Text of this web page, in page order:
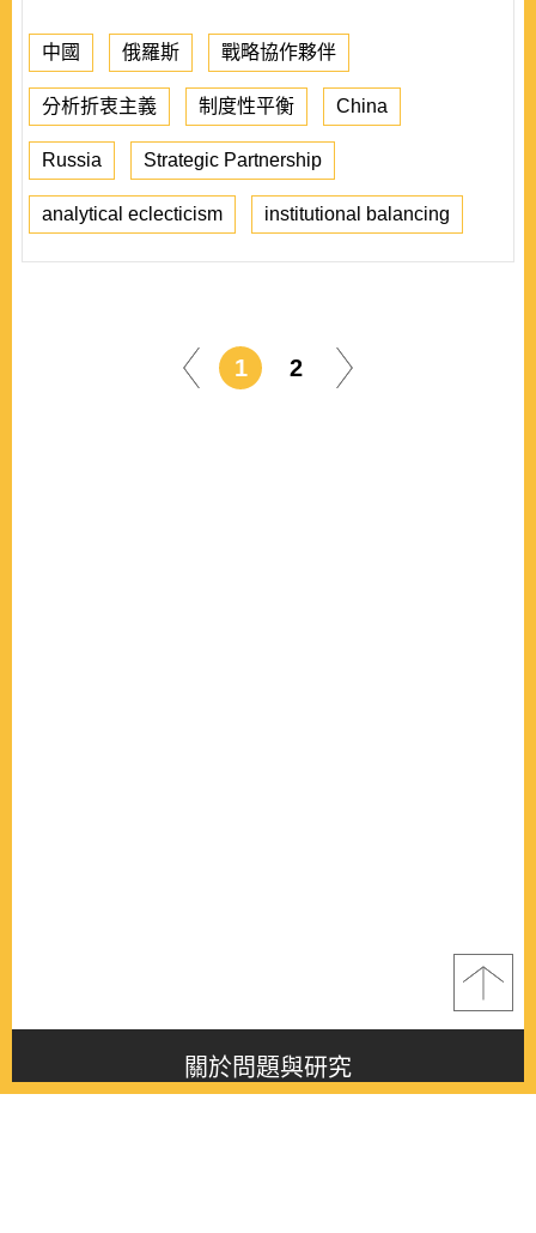
中國 俄羅斯 戰略協作夥伴
分析折衷主義 制度性平衡 China
Russia Strategic Partnership
analytical eclecticism institutional balancing
1 2
關於問題與研究
About this journal